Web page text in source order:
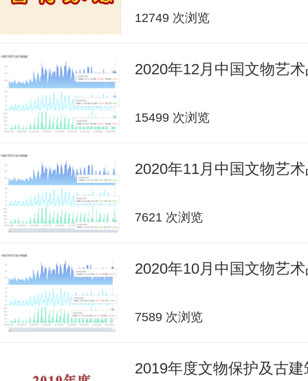
12749 次浏览
2020年12月中国文物艺
15499 次浏览
2020年11月中国文物艺
7621 次浏览
2020年10月中国文物艺
7589 次浏览
2019年度文物保护及古